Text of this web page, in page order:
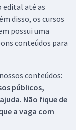
edital até as
disso, os cursos
possui uma
conteúdos para
conteúdos:
públicos,
Não fique de
a vaga com